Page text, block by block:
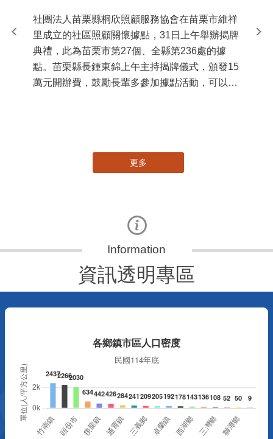
社團法人苗栗縣桐欣照顧服務協會在苗栗市維祥
里成立的社區照顧關懷據點，31日上午舉辦揭牌
典禮，此為苗栗市第27個、全縣第236處的據
點。苗栗縣長鍾東錦上午主持揭牌儀式，頒發15
萬元開辦費，鼓勵長輩多參加據點活動，可以更
苗
更多
資訊透明專區